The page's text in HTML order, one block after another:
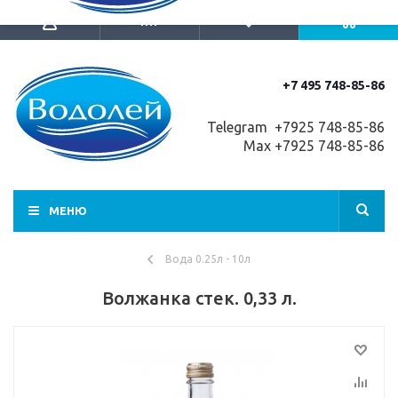
+7 495 748-85-86
Telegram +7925 748-85-86
Max +7925 748-85-86
МЕНЮ
Вода 0.25л - 10л
Волжанка стек. 0,33 л.